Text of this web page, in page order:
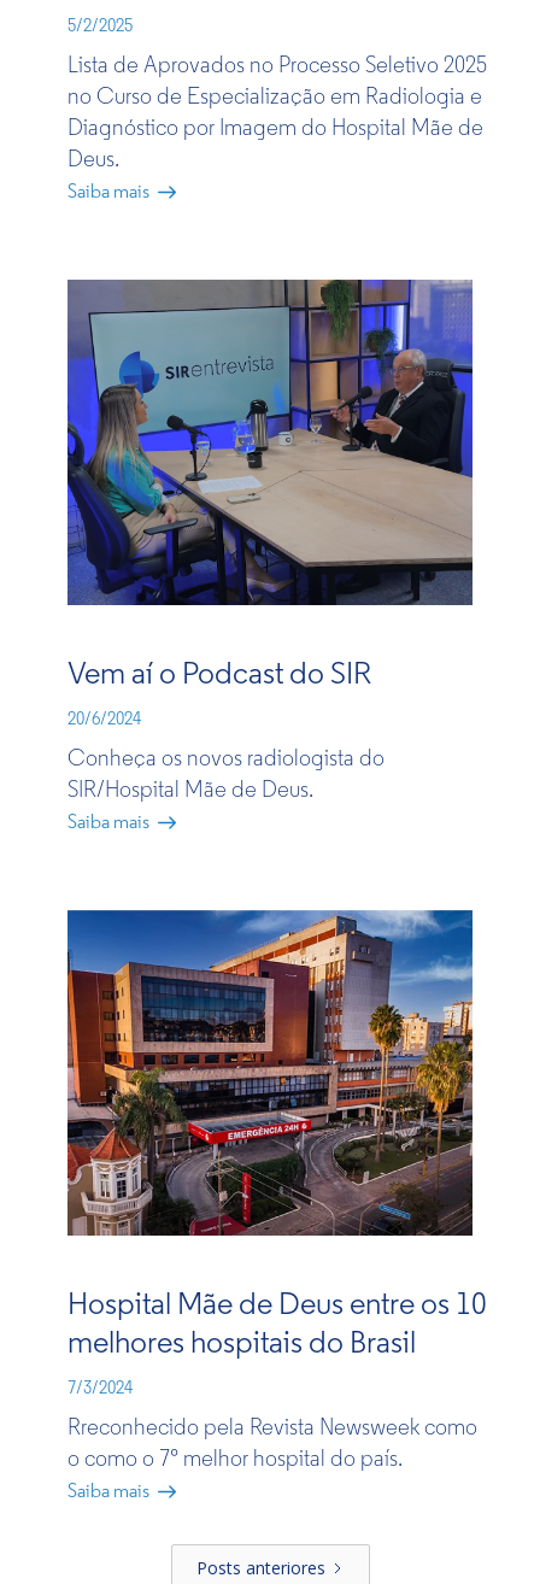
5/2/2025
Lista de Aprovados no Processo Seletivo 2025
no Curso de Especialização em Radiologia e
Diagnóstico por Imagem do Hospital Mãe de
Deus.
Saiba mais
Vem aí o Podcast do SIR
20/6/2024
Conheça os novos radiologista do
SIR/Hospital Mãe de Deus.
Saiba mais
Hospital Mãe de Deus entre os 10
melhores hospitais do Brasil
7/3/2024
Rreconhecido pela Revista Newsweek como
o como o 7° melhor hospital do país.
Saiba mais
Posts anteriores